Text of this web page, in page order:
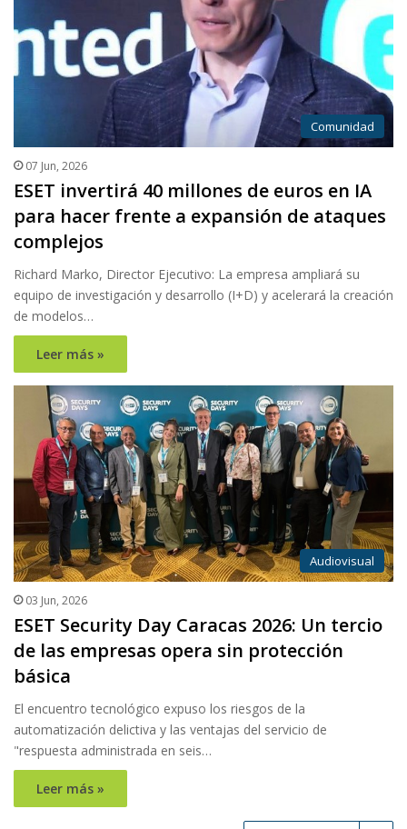
Comunidad
07 Jun, 2026
ESET invertirá 40 millones de euros en IA
para hacer frente a expansión de ataques
complejos
Richard Marko, Director Ejecutivo: La empresa ampliará su
equipo de investigación y desarrollo (I+D) y acelerará la creación
de modelos…
Leer más »
Audiovisual
03 Jun, 2026
ESET Security Day Caracas 2026: Un tercio
de las empresas opera sin protección
básica
El encuentro tecnológico expuso los riesgos de la
automatización delictiva y las ventajas del servicio de
"respuesta administrada en seis…
Leer más »